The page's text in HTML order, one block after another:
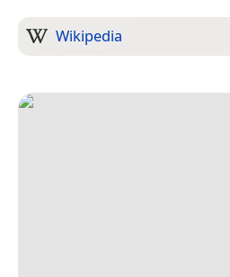
Wikipedia